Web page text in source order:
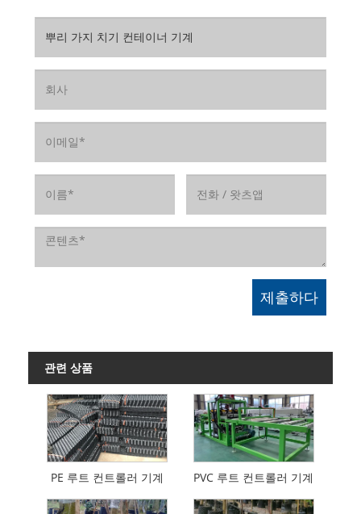
관련 상품
PE 루트 컨트롤러 기계 PVC 루트 컨트롤러 기계